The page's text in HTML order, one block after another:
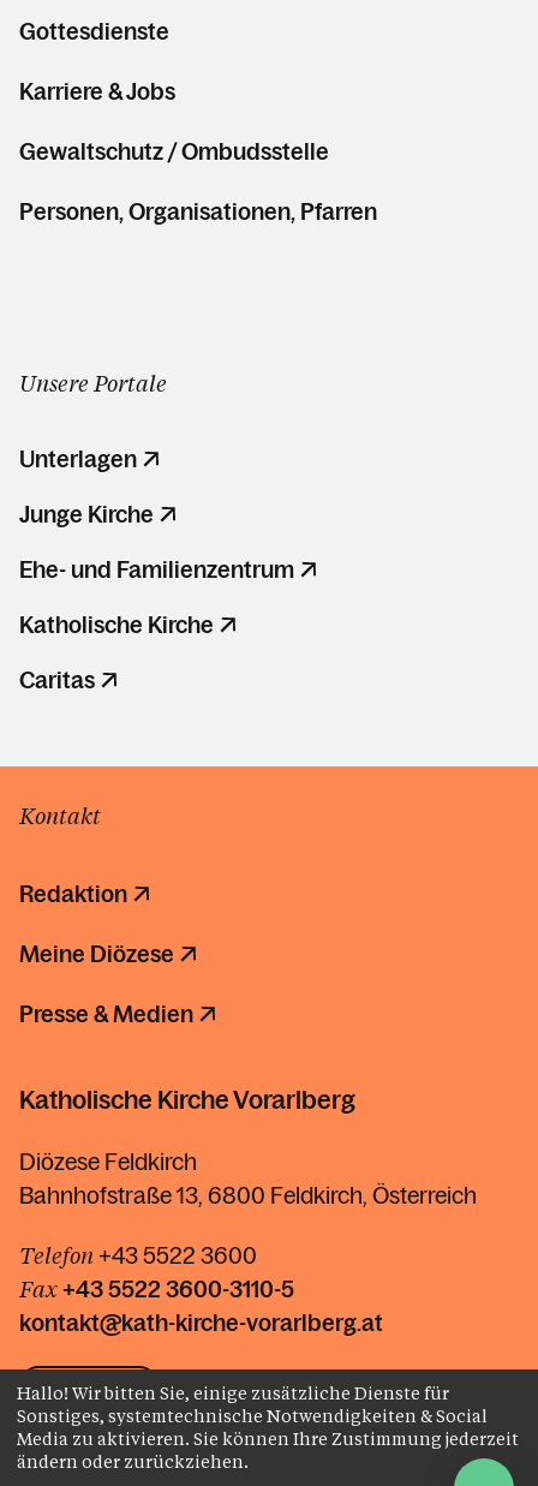
Gottesdienste
Karriere & Jobs
Gewaltschutz / Ombudsstelle
Personen, Organisationen, Pfarren
Unsere Portale
Unterlagen
Junge Kirche
Ehe- und Familienzentrum
Katholische Kirche
Caritas
Kontakt
Redaktion
Meine Diözese
Presse & Medien
Katholische Kirche Vorarlberg
Diözese Feldkirch
Bahnhofstraße 13, 6800 Feldkirch, Österreich
Telefon +43 5522 3600
Fax+43 5522 3600-3110-5
kontakt@kath-kirche-vorarlberg.at
Kontakt
Hallo! Wir bitten Sie, einige zusätzliche Dienste für
Sonstiges, systemtechnische Notwendigkeiten & Social
Media zu aktivieren. Sie können Ihre Zustimmung jederzeit
ändern oder zurückziehen.